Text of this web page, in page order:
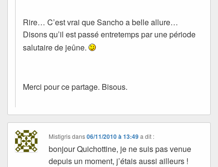
Rire… C’est vrai que Sancho a belle allure…
Disons qu’il est passé entretemps par une période
salutaire de jeûne.
Merci pour ce partage. Bisous.
Mistigrisdans06/11/2010 à 13:49 a dit :
bonjour Quichottine, je ne suis pas venue
depuis un moment, j’étais aussi ailleurs !